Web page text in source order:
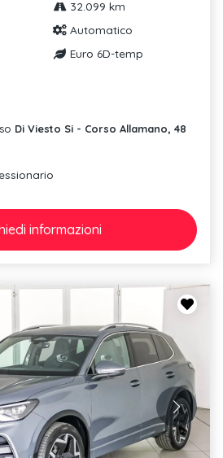
32.099 km
Automatico
Euro 6D-temp
Di Viesto Si - Corso Allamano, 48
informazioni